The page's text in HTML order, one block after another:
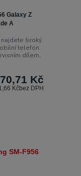
Galaxy Z
A
široký
telefon.
dílem,
Kč
Kčbez DPH